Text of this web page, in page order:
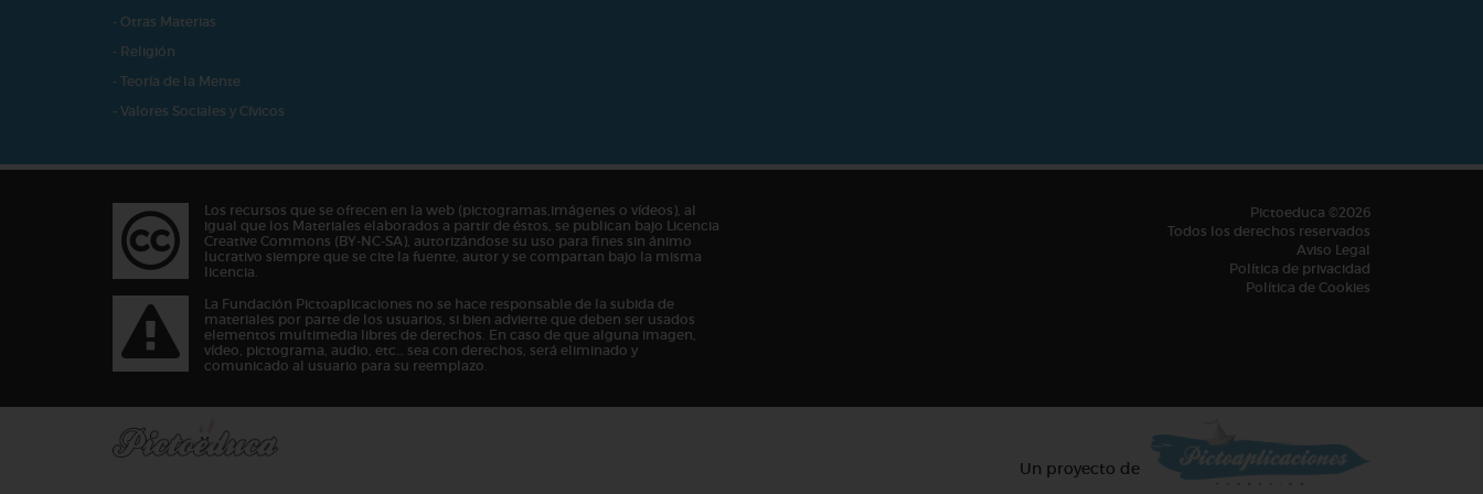
- Otras Materias
- Religión
- Teoría de la Mente
- Valores Sociales y Cívicos
Los recursos que se ofrecen en la web (pictogramas,imágenes o vídeos), al
igual que los Materiales elaborados a partir de éstos, se publican bajo Licencia
Creative Commons (BY-NC-SA), autorizándose su uso para fines sin ánimo
lucrativo siempre que se cite la fuente, autor y se compartan bajo la misma
licencia.
La Fundación Pictoaplicaciones no se hace responsable de la subida de
materiales por parte de los usuarios, si bien advierte que deben ser usados
elementos multimedia libres de derechos. En caso de que alguna imagen,
vídeo, pictograma, audio, etc… sea con derechos, será eliminado y
comunicado al usuario para su reemplazo.
Pictoeduca ©2026
Todos los derechos reservados
Aviso Legal
Política de privacidad
Política de Cookies
Un proyecto de